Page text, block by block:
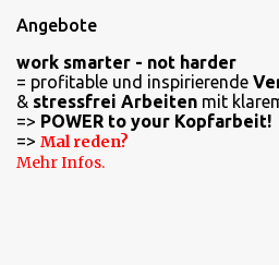
Angebote
work smarter - not harder
= profitable und inspirierende
& stressfrei Arbeiten mit
=> POWER to your Kopfarbeit!
=> Mal reden?
Mehr Infos.